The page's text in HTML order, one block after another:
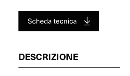
DESCRIZIONE